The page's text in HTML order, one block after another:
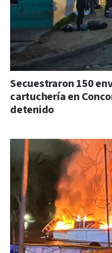
Secuestraron 150
cartuchería en
detenido